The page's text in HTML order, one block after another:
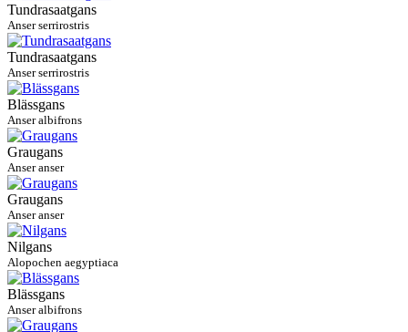
Tundrasaatgans
Anser serrirostris
Tundrasaatgans
Anser serrirostris
Blässgans
Anser albifrons
Graugans
Anser anser
Graugans
Anser anser
Nilgans
Alopochen aegyptiaca
Blässgans
Anser albifrons